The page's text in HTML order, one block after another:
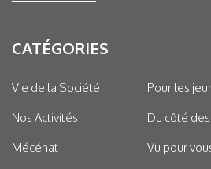
CATÉGORIES
Vie de la Société
Nos Activités
Mécénat
Pour les
Du côté
Vu pour